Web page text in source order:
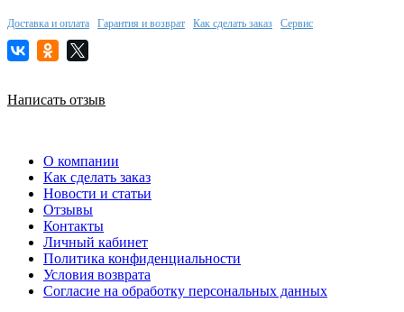
Доставка и оплата Гарантия и возврат Как сделать заказ Сервис
Написать отзыв
О компании
Как сделать заказ
Новости и статьи
Отзывы
Контакты
Личный кабинет
Политика конфиденциальности
Условия возврата
Согласие на обработку персональных данных